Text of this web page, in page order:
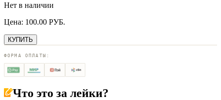
Нет в наличии
Цена: 100.00 РУБ.
КУПИТЬ
ФОРМА ОПЛАТЫ:
Что это за лейки?